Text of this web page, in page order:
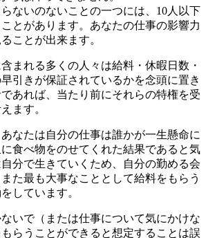
ないのないことの一つには、10人以下
とがあります。あなたの仕事の影響力
ことが出来ます。
まれる多くの人々は給料・休暇日数・
引きが保証されているかを念頭に置き
あれば、当たり前にそれらの特権を受
ます。
なたは自分の仕事は誰かが一生懸命に
食べ物をのせてくれた結果であると気
分で生きていくため、自分の勤める会
た最も大事なこととして給料をもらう
しています。
いで（または仕事について気にかけな
らうことができると想定することは誤